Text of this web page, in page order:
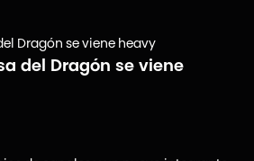
del Dragón se viene